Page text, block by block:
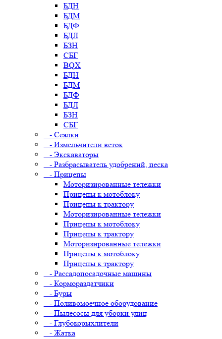
БДН
БДМ
БДФ
БДЛ
БЗН
СБГ
BQX
БДН
БДМ
БДФ
БДЛ
БЗН
СБГ
- Сеялки
- Измельчители веток
- Экскаваторы
- Разбрасыватель удобрений, песка
- Прицепы
Моторизированные тележки
Прицепы к мотоблоку
Прицепы к трактору
Моторизированные тележки
Прицепы к мотоблоку
Прицепы к трактору
Моторизированные тележки
Прицепы к мотоблоку
Прицепы к трактору
- Рассадопосадочные машины
- Кормораздатчики
- Буры
- Поливомоечное оборудование
- Пылесосы для уборки улиц
- Глубокорыхлители
- Жатка